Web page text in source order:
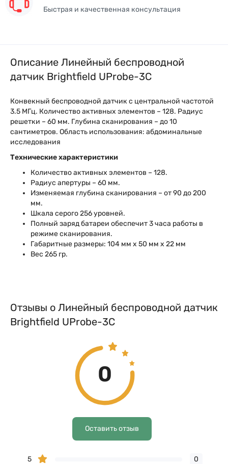
Быстрая и качественная консультация
Описание Линейный беспроводной
датчик Brightfield UProbe-3C
Конвекный беспроводной датчик с центральной частотой
3.5 МГц. Количество активных элементов – 128. Радиус
решетки – 60 мм. Глубина сканирования – до 10
сантиметров. Область использования: абдоминальные
исследования
Технические характеристики
Количество активных элементов – 128.
Радиус апертуры – 60 мм.
Изменяемая глубина сканирования – от 90 до 200
мм.
Шкала серого 256 уровней.
Полный заряд батареи обеспечит 3 часа работы в
режиме сканирования.
Габаритные размеры: 104 мм х 50 мм х 22 мм
Вес 265 гр.
Отзывы о Линейный беспроводной датчик
Brightfield UProbe-3C
0
Оставить отзыв
5
0